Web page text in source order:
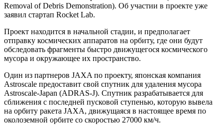
Removal of Debris Demonstration). Об участии в проекте уже
заявил стартап Rocket Lab.
Проект находится в начальной стадии, и предполагает
отправку космических аппаратов на орбиту, где они будут
обследовать фрагменты быстро движущегося космического
мусора и окружающее их пространство.
Один из партнеров JAXA по проекту, японская компания
Astroscale предоставит свой спутник для удаления мусора
Astroscale-Japan (ADRAS-J). Спутник разрабатывается для
сближения с последней пусковой ступенью, которую вывела
на орбиту ракета JAXA, движущаяся в настоящее время по
околоземной орбите со скоростью 27000 км/ч.